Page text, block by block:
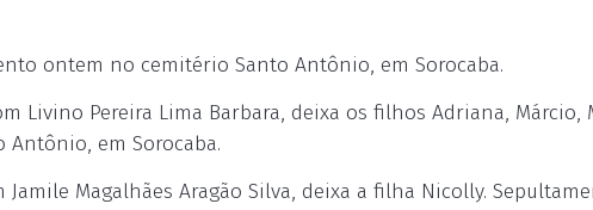
ontem no cemitério Santo Antônio, em Sorocaba.
Livino Pereira Lima Barbara, deixa os filhos Adriana, Márcio,
em Sorocaba.
Jamile Magalhães Aragão Silva, deixa a filha Nicolly.